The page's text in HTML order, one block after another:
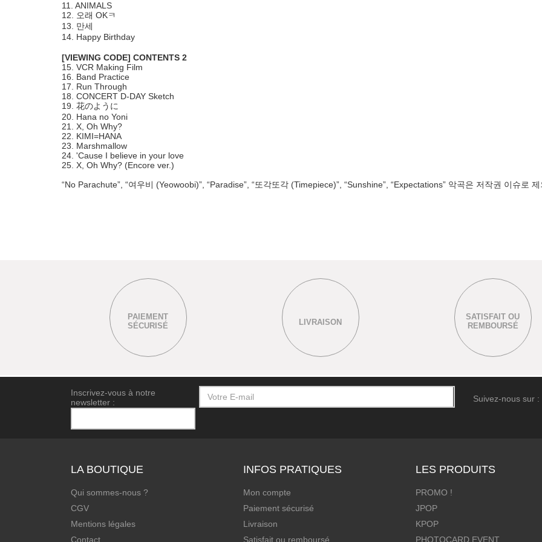
11. ANIMALS
12. 오래 OKㅋ
13. 만세
14. Happy Birthday
[VIEWING CODE] CONTENTS 2
15. VCR Making Film
16. Band Practice
17. Run Through
18. CONCERT D-DAY Sketch
19. 花のように
20. Hana no Yoni
21. X, Oh Why?
22. KIMI=HANA
23. Marshmallow
24. 'Cause I believe in your love
25. X, Oh Why? (Encore ver.)
“No Parachute”, “여우비 (Yeowoobi)”, “Paradise”, “또각또각 (Timepiece)”, “Sunshine”, “Expectations” 악곡은 저작권 이슈로
PAIEMENT
SÉCURISÉ
LIVRAISON
SATISFAIT OU
REMBOURSÉ
Inscrivez-vous à notre
newsletter :
Suivez-nous sur :
LA BOUTIQUE
Qui sommes-nous ?
CGV
Mentions légales
Contact
INFOS PRATIQUES
Mon compte
Paiement sécurisé
Livraison
Satisfait ou remboursé
LES PRODUITS
PROMO !
JPOP
KPOP
PHOTOCARD EVENT